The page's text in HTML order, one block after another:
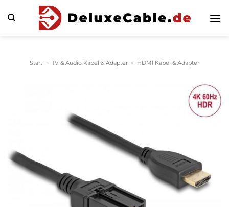
Inhalt
Start » TV & Audio Kabel & Adapter » HDMI Kabel & Adapter